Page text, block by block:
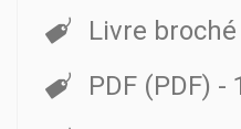
manières de la mettre au
professionnels du spectacle
médiéval ? Si elles ne se
du théâtre universitaire, les
Livre broché
PDF (PDF) -